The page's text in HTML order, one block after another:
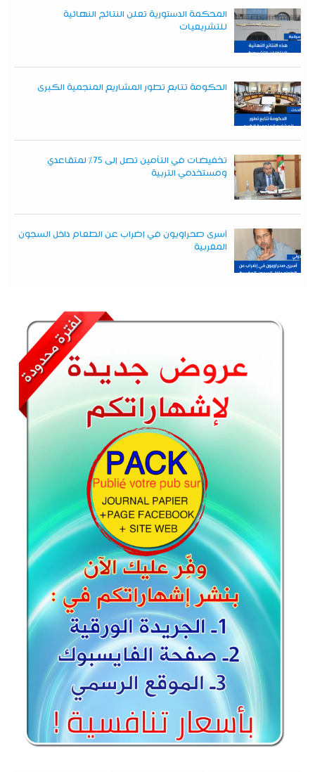
المحكمة الدستورية تعلن النتائج النهائية
للتشريعيات
الحكومة تتابع تطور المشاريع المنجمية الكبرى
تخفيضات في التأمين تصل إلى 75% لمتقاعدي
ومستخدمي التربية
أسرى صحراويون في إضراب عن الطعام داخل السجون
المغربية